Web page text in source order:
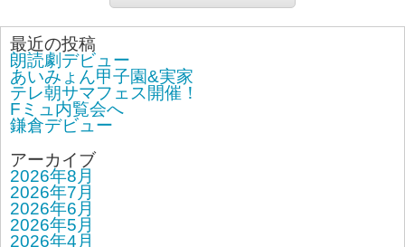
最近の投稿
朗読劇デビュー
あいみょん甲子園&実家
テレ朝サマフェス開催！
Fミュ内覧会へ
鎌倉デビュー
アーカイブ
2026年8月
2026年7月
2026年6月
2026年5月
2026年4月